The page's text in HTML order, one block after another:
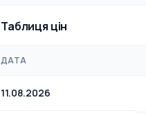
Таблиця цін
ДАТА
11.08.2026